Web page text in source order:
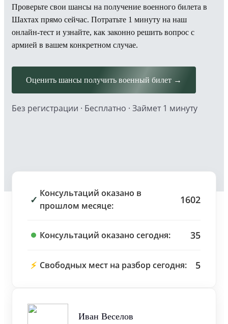
Проверьте свои шансы на получение военного билета в
Шахтах прямо сейчас. Потратьте 1 минуту на наш
онлайн-тест и узнайте, как законно решить вопрос с
армией в вашем конкретном случае.
Оценить шансы получить военный билет →
Без регистрации · Бесплатно · Займет 1 минуту
✓
Консультаций оказано в
прошлом месяце:
1602
Консультаций оказано сегодня: 35
⚡ Свободных мест на разбор сегодня: 5
Иван Веселов